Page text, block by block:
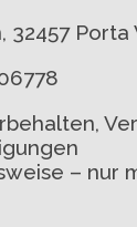
32457
– nur